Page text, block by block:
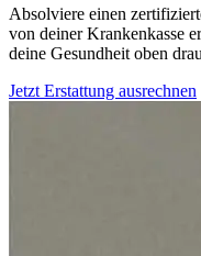
Absolviere einen
von deiner Krankenkasse
deine Gesundheit oben
Jetzt Erstattung ausrechnen